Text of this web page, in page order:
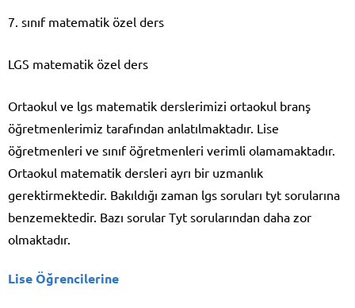
7. sınıf matematik özel ders
LGS matematik özel ders
Ortaokul ve lgs matematik derslerimizi ortaokul branş
öğretmenlerimiz tarafından anlatılmaktadır. Lise
öğretmenleri ve sınıf öğretmenleri verimli olamamaktadır.
Ortaokul matematik dersleri ayrı bir uzmanlık
gerektirmektedir. Bakıldığı zaman lgs soruları tyt sorularına
benzemektedir. Bazı sorular Tyt sorularından daha zor
olmaktadır.
Lise Öğrencilerine